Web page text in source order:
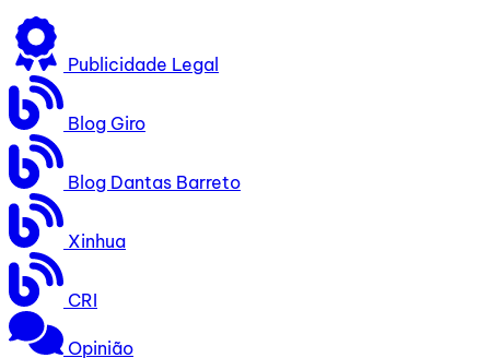
Publicidade Legal
Blog Giro
Blog Dantas Barreto
Xinhua
CRI
Opinião